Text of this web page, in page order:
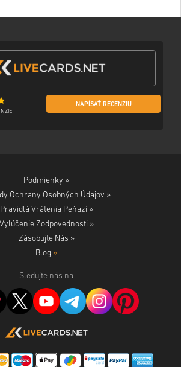
NAPÍSAŤ RECENZIU
Podmienky »
Ochrany Osobných Údajov »
Pravidlá Vrátenia Peňazí »
Vylúčenie Zodpovednosti »
Zásobujte Nás »
Blog »
Sledujte nás na